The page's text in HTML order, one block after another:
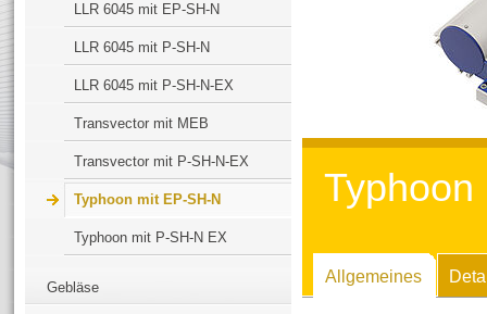
LLR 6045 mit EP-SH-N
LLR 6045 mit P-SH-N
LLR 6045 mit P-SH-N-EX
Transvector mit MEB
Transvector mit P-SH-N-EX
Typhoon mit EP-SH-N
Typhoon mit P-SH-N EX
Gebläse
Typhoon
Allgemeines